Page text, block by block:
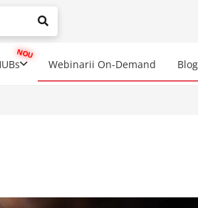
results are available use up
Webinarii On-Demand